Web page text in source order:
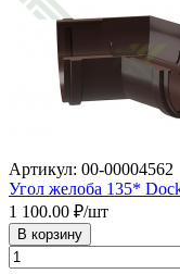
Артикул: 00-00004562
Угол желоба 135*
1 100.00 ₽/шт
В корзину